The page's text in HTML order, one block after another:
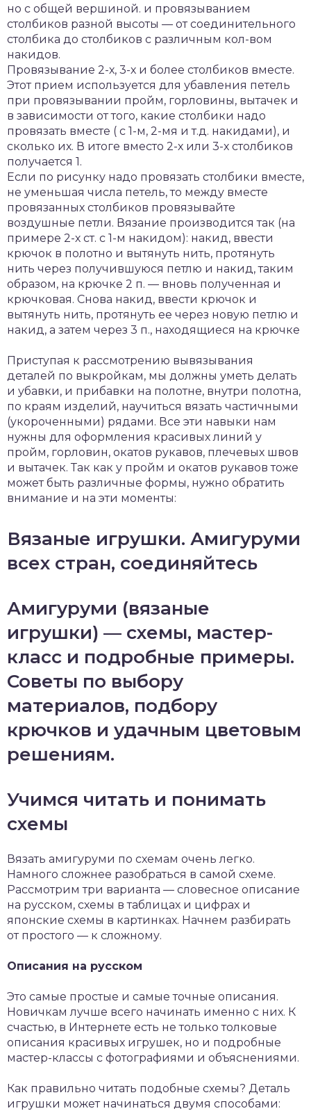
но с общей вершиной. и провязыванием
столбиков разной высоты — от соединительного
столбика до столбиков с различным кол-вом
накидов.
Провязывание 2-х, 3-х и более столбиков вместе.
Этот прием используется для убавления петель
при провязывании пройм, горловины, вытачек и
в зависимости от того, какие столбики надо
провязать вместе ( с 1-м, 2-мя и т.д. накидами), и
сколько их. В итоге вместо 2-х или 3-х столбиков
получается 1.
Если по рисунку надо провязать столбики вместе,
не уменьшая числа петель, то между вместе
провязанных столбиков провязывайте
воздушные петли. Вязание производится так (на
примере 2-х ст. с 1-м накидом): накид, ввести
крючок в полотно и вытянуть нить, протянуть
нить через получившуюся петлю и накид, таким
образом, на крючке 2 п. — вновь полученная и
крючковая. Снова накид, ввести крючок и
вытянуть нить, протянуть ее через новую петлю и
накид, а затем через 3 п., находящиеся на крючке
Приступая к рассмотрению вывязывания
деталей по выкройкам, мы должны уметь делать
и убавки, и прибавки на полотне, внутри полотна,
по краям изделий, научиться вязать частичными
(укороченными) рядами. Все эти навыки нам
нужны для оформления красивых линий у
пройм, горловин, окатов рукавов, плечевых швов
и вытачек. Так как у пройм и окатов рукавов тоже
может быть различные формы, нужно обратить
внимание и на эти моменты:
Вязаные игрушки. Амигуруми
всех стран, соединяйтесь
Амигуруми (вязаные
игрушки) — схемы, мастер-
класс и подробные примеры.
Советы по выбору
материалов, подбору
крючков и удачным цветовым
решениям.
Учимся читать и понимать
схемы
Вязать амигуруми по схемам очень легко.
Намного сложнее разобраться в самой схеме.
Рассмотрим три варианта — словесное описание
на русском, схемы в таблицах и цифрах и
японские схемы в картинках. Начнем разбирать
от простого — к сложному.
Описания на русском
Это самые простые и самые точные описания.
Новичкам лучше всего начинать именно с них. К
счастью, в Интернете есть не только толковые
описания красивых игрушек, но и подробные
мастер-классы с фотографиями и объяснениями.
Как правильно читать подобные схемы? Деталь
игрушки может начинаться двумя способами: